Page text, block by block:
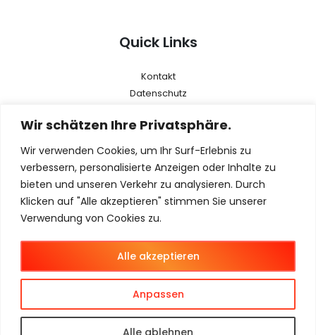
Wir schätzen Ihre Privatsphäre.
Wir verwenden Cookies, um Ihr Surf-Erlebnis zu
verbessern, personalisierte Anzeigen oder Inhalte zu
bieten und unseren Verkehr zu analysieren. Durch
Klicken auf "Alle akzeptieren" stimmen Sie unserer
Verwendung von Cookies zu.
Anpassen
Alle ablehnen
Alle akzeptieren
Quick Links
Kontakt
Datenschutz
Impressum
Menu
Magento 2
Magento Agentur
Magento B2B
Magento B2C
Magento B2B + B2C